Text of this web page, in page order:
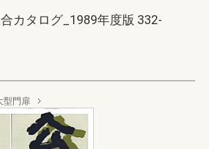
カタログ_1989年度版 332-
門扉